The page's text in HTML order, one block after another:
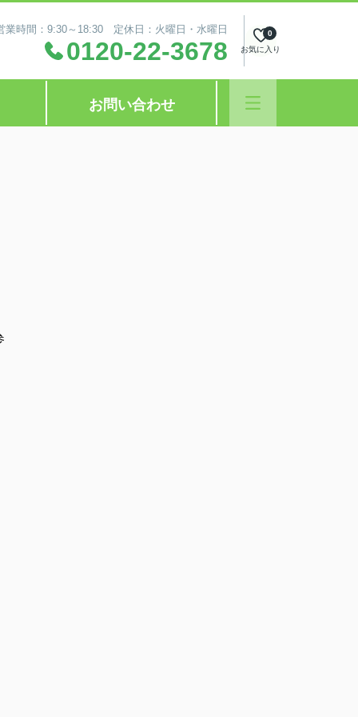
業時間：9:30～18:30 定休日：火曜日・水曜日
0120-22-3678 お気に入り
0
お問い合わせ